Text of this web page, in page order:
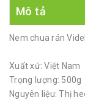
Mô tả
Nem chua rán
Xuất xứ: Việt Nam
Trọng lượng: 500g
Nguyên liệu: Thị